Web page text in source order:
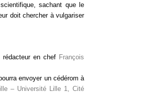
sachant que le
doit chercher à vulgariser
en chef François
envoyer un cédérom à
– Université Lille 1, Cité